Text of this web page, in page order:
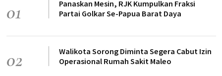
01
Panaskan Mesin, RJK Kumpulkan Fraksi
Partai Golkar Se-Papua Barat Daya
02
Walikota Sorong Diminta Segera Cabut Izin
Operasional Rumah Sakit Maleo